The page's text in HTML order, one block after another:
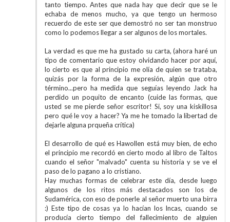
tanto tiempo. Antes que nada hay que decir que se le
echaba de menos mucho, ya que tengo un hermoso
recuerdo de este ser que demostró no ser tan monstruo
como lo podemos llegar a ser algunos de los mortales.
La verdad es que me ha gustado su carta, (ahora haré un
tipo de comentario que estoy olvidando hacer por aquí,
lo cierto es que al principio me olía de quien se trataba,
quizás por la forma de la expresión, algún que otro
término...pero ha medida que seguías leyendo Jack ha
perdido un poquito de encanto (cuide las formas, que
usted se me pierde señor escritor! Si, soy una kiskillosa
pero qué le voy a hacer? Ya me he tomado la libertad de
dejarle alguna prqueña crítica)
El desarrollo de qué es Hawollen está muy bien, de echo
el principio me recordó en cierto modo al libro de Taltos
cuando el señor "malvado" cuenta su historia y se ve el
paso de lo pagano a lo cristiano.
Hay muchas formas de celebrar este día, desde luego
algunos de los ritos más destacados son los de
Sudamérica, con eso de ponerle al señor muerto una birra
:) Este tipo de cosas ya lo hacían los Incas, cuando se
producía cierto tiempo del fallecimiento de alguien